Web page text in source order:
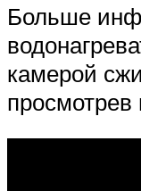
Больше
камерой
просмотрев